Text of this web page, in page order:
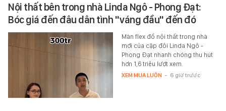
Nội thất bên trong nhà Linda Ngô - Phong Đạt:
Bóc giá đến đâu dân tình "váng đầu" đến đó
Màn flex đồ nội thất trong nhà
mới của cặp đôi Linda Ngô -
Phong Đạt nhanh chóng thu hút
hơn 1,6 triệu lượt xem.
XEM MUA LUÔN - 6 giờ trước